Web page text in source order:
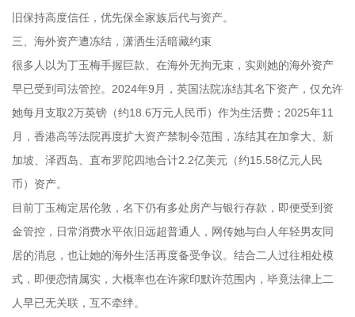
旧保持高度信任，优先保全家族后代与资产。
三、海外资产遭冻结，潇洒生活暗藏约束
很多人以为丁玉梅手握巨款、在海外无拘无束，实则她的海外资产
早已受到司法管控。2024年9月，英国法院冻结其名下资产，仅允许
她每月支取2万英镑（约18.6万元人民币）作为生活费；2025年11
月，香港高等法院再度扩大资产禁制令范围，冻结其在加拿大、新
加坡、泽西岛、直布罗陀四地合计2.2亿美元（约15.58亿元人民
币）资产。
目前丁玉梅定居伦敦，名下仍有多处房产与银行存款，即便受到资
金管控，日常消费水平依旧远超普通人，网传她与白人年轻男友同
居的消息，也让她的海外生活再度备受争议。结合二人过往相处模
式，即便恋情属实，大概率也在许家印默许范围内，毕竟法律上二
人早已无关联，互不牵绊。